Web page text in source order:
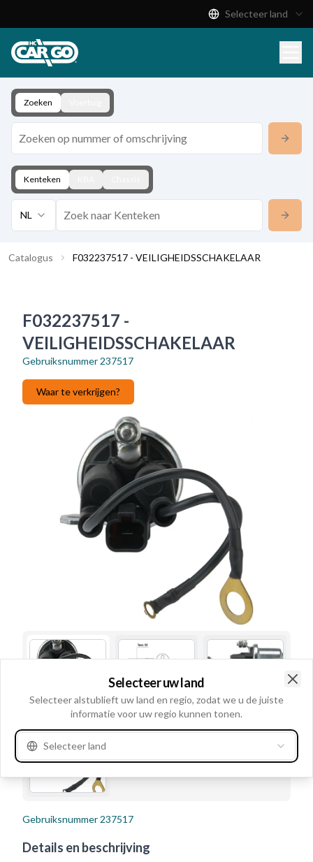
Download
Contact
Selecteer land
Zoeken
Kenteken
NL
Catalogus F032237517 - VEILIGHEIDSSCHAKELAAR
F032237517 -
VEILIGHEIDSSCHAKELAAR
Gebruiksnummer 237517
Waar te verkrijgen?
Gebruiksnummer 237517
Details en beschrijving
Selecteer uw land
Selecteer alstublieft uw land en regio, zodat we u de juiste
informatie voor uw regio kunnen tonen.
Selecteer land